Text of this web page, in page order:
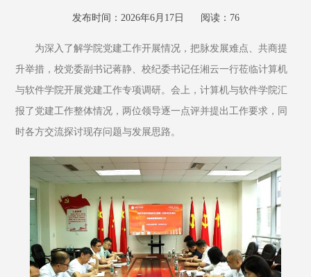
发布时间：2026年6月17日 阅读： 76
为深入了解学院党建工作开展情况，把脉发展难点、共商提
升举措，校党委副书记蒋静、校纪委书记任湘云一行莅临计算机
与软件学院开展党建工作专项调研。会上，计算机与软件学院汇
报了党建工作整体情况，两位领导逐一点评并提出工作要求，同
时各方交流探讨现存问题与发展思路。